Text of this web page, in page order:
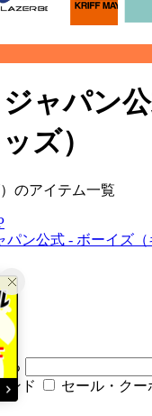
ャパン
ズ）
のアイテム一覧
パン公式 - ボーイズ（
る
ンド
セール・クー